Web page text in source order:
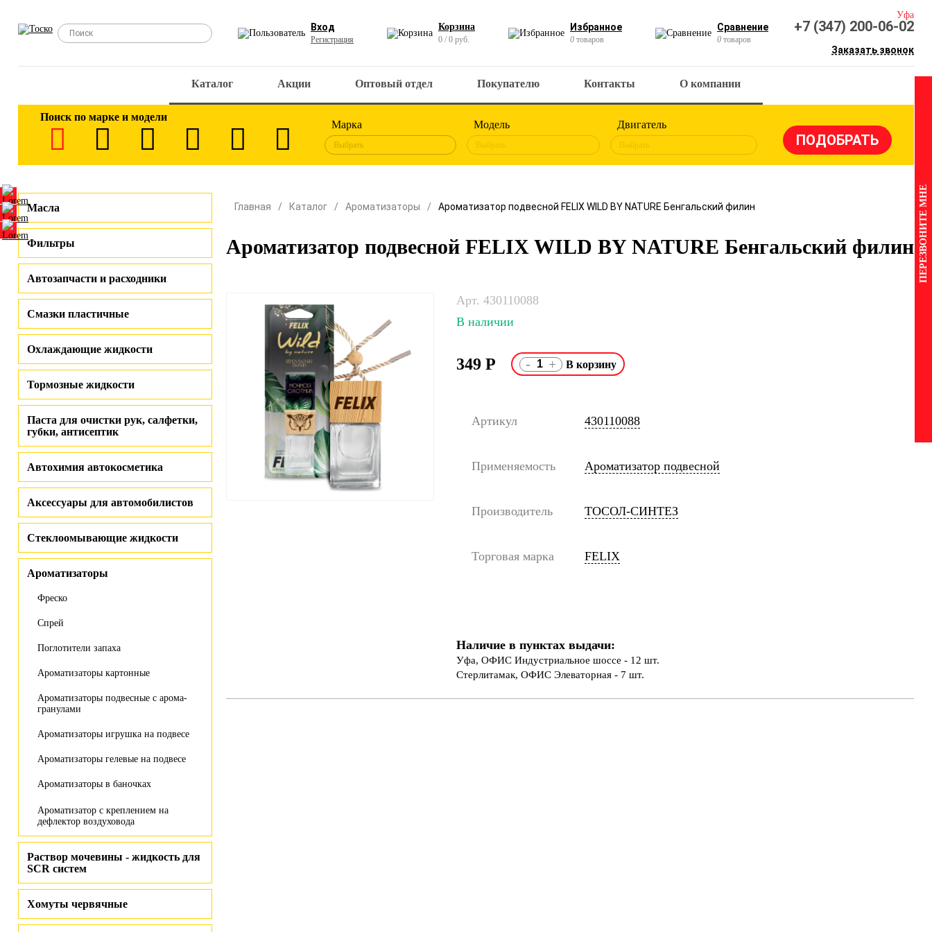
Вход
Регистрация
Корзина
0 / 0 руб.
Избранное
0 товаров
Сравнение
0 товаров
Уфа
+7 (347) 200-06-02
Заказать звонок
Каталог Акции Оптовый отдел Покупателю Контакты О компании
Поиск по марке и модели
Марка
Выбрать
Модель
Выбрать
Двигатель
Выбрать
Масла
Фильтры
Автозапчасти и расходники
Смазки пластичные
Охлаждающие жидкости
Тормозные жидкости
Паста для очистки рук, салфетки,
губки, антисептик
Автохимия автокосметика
Аксессуары для автомобилистов
Стеклоомывающие жидкости
Ароматизаторы
Фреско
Спрей
Поглотители запаха
Ароматизаторы картонные
Ароматизаторы подвесные с арома-
гранулами
Ароматизаторы игрушка на подвесе
Ароматизаторы гелевые на подвесе
Ароматизаторы в баночках
Ароматизатор с креплением на
дефлектор воздуховода
Раствор мочевины - жидкость для
SCR систем
Хомуты червячные
Главная Каталог Ароматизаторы Ароматизатор подвесной FELIX WILD BY NATURE Бенгальский филин
Ароматизатор подвесной FELIX WILD BY NATURE Бенгальский филин
Арт. 430110088
В наличии
349 Р - +
Артикул 430110088
Применяемость Ароматизатор подвесной
Производитель ТОСОЛ-СИНТЕЗ
Торговая марка FELIX
Наличие в пунктах выдачи:
Уфа, ОФИС Индустриальное шоссе - 12 шт.
Стерлитамак, ОФИС Элеваторная - 7 шт.
ПЕРЕЗВОНИТЕ МНЕ